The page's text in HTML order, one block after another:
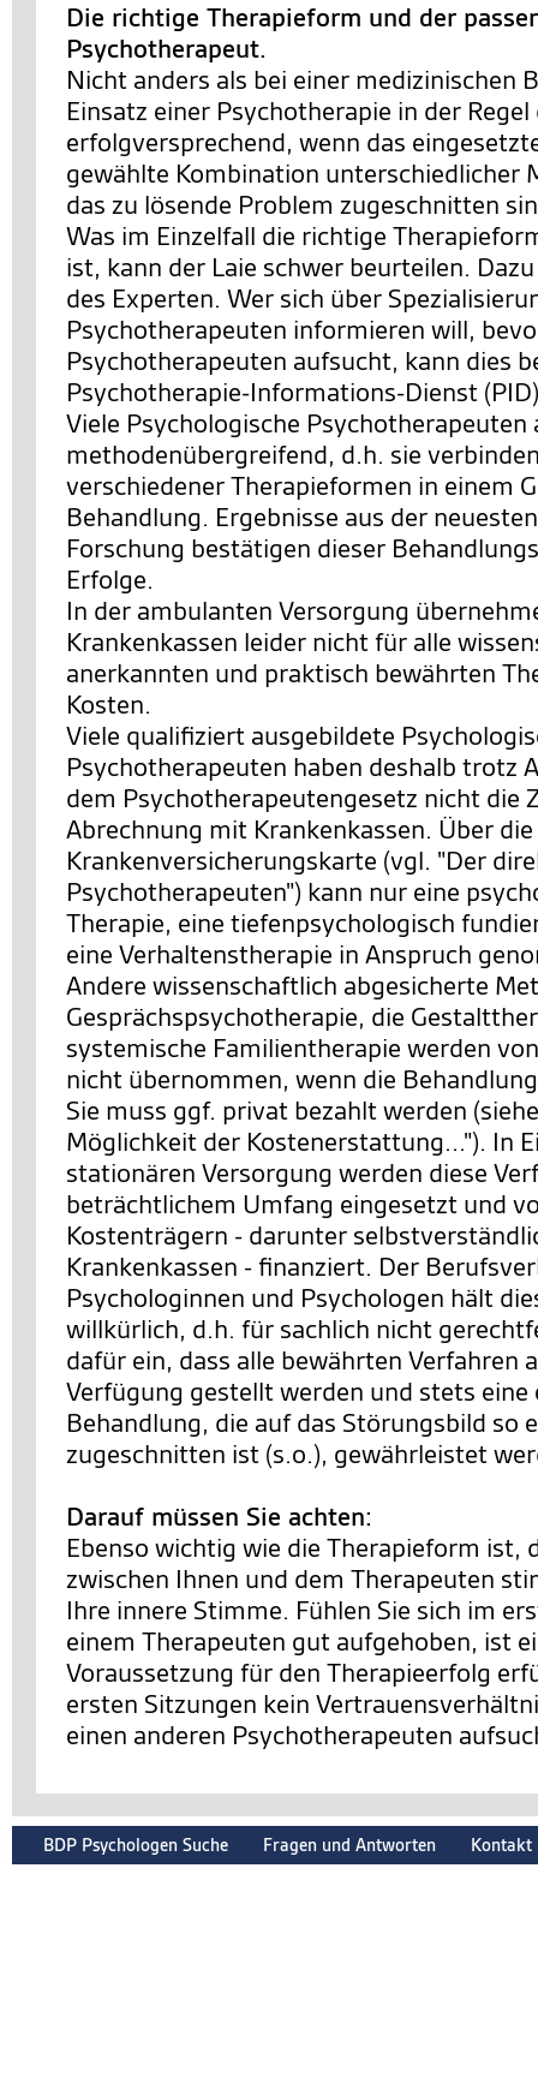
Die richtige Therapieform und der
Psychotherapeut.
Nicht anders als bei einer medizinischen
Einsatz einer Psychotherapie in der
erfolgversprechend, wenn das
gewählte Kombination unterschiedlicher
das zu lösende Problem zugeschnitten
Was im Einzelfall die richtige
ist, kann der Laie schwer beurteilen.
des Experten. Wer sich über
Psychotherapeuten informieren will,
Psychotherapeuten aufsucht, kann dies
Psychotherapie-Informations-Dienst
Viele Psychologische
methodenübergreifend, d.h. sie
verschiedener Therapieformen in einem
Behandlung. Ergebnisse aus der
Forschung bestätigen dieser
Erfolge.
In der ambulanten Versorgung
Krankenkassen leider nicht für alle
anerkannten und praktisch bewährten
Kosten.
Viele qualifiziert ausgebildete
Psychotherapeuten haben deshalb trotz
dem Psychotherapeutengesetz nicht die
Abrechnung mit Krankenkassen. Über die
Krankenversicherungskarte (vgl. "Der
Psychotherapeuten") kann nur eine
Therapie, eine tiefenpsychologisch
eine Verhaltenstherapie in Anspruch
Andere wissenschaftlich abgesicherte
Gesprächspsychotherapie, die
systemische Familientherapie werden
nicht übernommen, wenn die
Sie muss ggf. privat bezahlt werden
Möglichkeit der Kostenerstattung..."). In
stationären Versorgung werden diese
beträchtlichem Umfang eingesetzt und
Kostenträgern - darunter
Krankenkassen - finanziert. Der
Psychologinnen und Psychologen hält
willkürlich, d.h. für sachlich nicht
dafür ein, dass alle bewährten Verfahren
Verfügung gestellt werden und stets eine
Behandlung, die auf das Störungsbild so
zugeschnitten ist (s.o.), gewährleistet
Darauf müssen Sie achten:
Ebenso wichtig wie die Therapieform ist,
zwischen Ihnen und dem Therapeuten
Ihre innere Stimme. Fühlen Sie sich im
einem Therapeuten gut aufgehoben, ist
Voraussetzung für den Therapieerfolg
ersten Sitzungen kein
einen anderen Psychotherapeuten
BDP Psychologen Suche Fragen und Antworten Kontakt